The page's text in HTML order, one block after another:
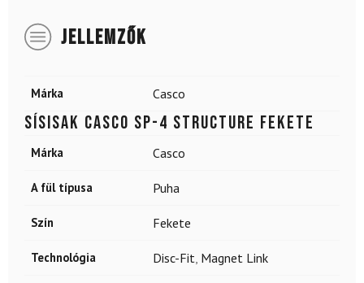
JELLEMZŐK
Márka Casco
Sísisak CASCO SP-4 Structure Fekete
Márka Casco
A fül típusa Puha
Szín Fekete
Technológia Disc-Fit Magnet Link